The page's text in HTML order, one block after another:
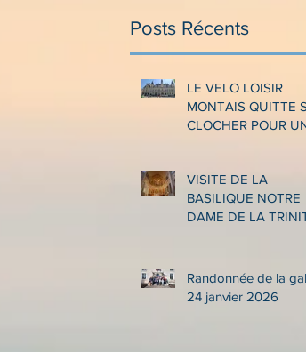
Posts Récents
LE VELO LOISIR
MONTAIS QUITTE
CLOCHER POUR
ARDENNES ET DE
MEUSE
VISITE DE LA
BASILIQUE NOTRE
DAME DE LA
Randonnée de la
24 janvier 2026